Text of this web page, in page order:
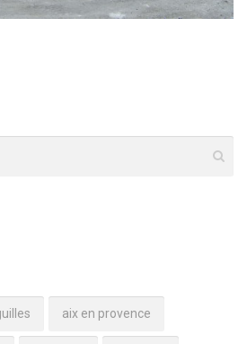
aix en provence